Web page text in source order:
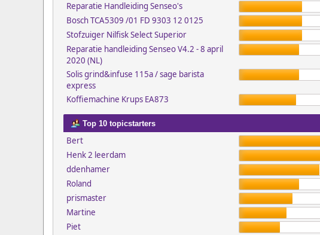
Reparatie Handleiding Senseo's
Bosch TCA5309 /01 FD 9303 12 0125
Stofzuiger Nilfisk Select Superior
Reparatie handleiding Senseo V4.2 - 8 april
2020 (NL)
Solis grind&infuse 115a / sage barista
express
Koffiemachine Krups EA873
Top 10 topicstarters
Bert
Henk 2 leerdam
ddenhamer
Roland
prismaster
Martine
Piet